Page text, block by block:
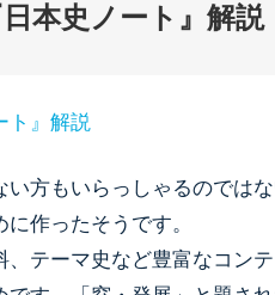
本史ノート』解説
ト』解説
方もいらっしゃるのではな
作ったそうです。
テーマ史など豊富なコンテ